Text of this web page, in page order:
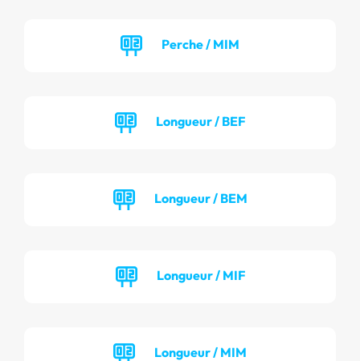
Perche / MIM
Longueur / BEF
Longueur / BEM
Longueur / MIF
Longueur / MIM